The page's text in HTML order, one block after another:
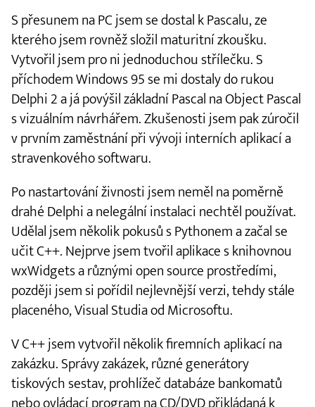
S přesunem na PC jsem se dostal k Pascalu, ze
kterého jsem rovněž složil maturitní zkoušku.
Vytvořil jsem pro ni jednoduchou střílečku. S
příchodem Windows 95 se mi dostaly do rukou
Delphi 2 a já povýšil základní Pascal na Object Pascal
s vizuálním návrhářem. Zkušenosti jsem pak zúročil
v prvním zaměstnání při vývoji interních aplikací a
stravenkového softwaru.
Po nastartování živnosti jsem neměl na poměrně
drahé Delphi a nelegální instalaci nechtěl používat.
Udělal jsem několik pokusů s Pythonem a začal se
učit C++. Nejprve jsem tvořil aplikace s knihovnou
wxWidgets a různými open source prostředími,
později jsem si pořídil nejlevnější verzi, tehdy stále
placeného, Visual Studia od Microsoftu.
V C++ jsem vytvořil několik firemních aplikací na
zakázku. Správy zakázek, různé generátory
tiskových sestav, prohlížeč databáze bankomatů